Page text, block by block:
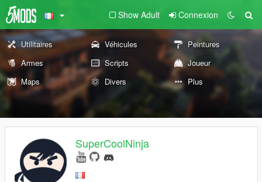
Show Adult Connexion
Utilitaires Véhicules
Peintures
Armes
Scripts
Joueur
Maps
Divers Plus
SuperCoolNinja